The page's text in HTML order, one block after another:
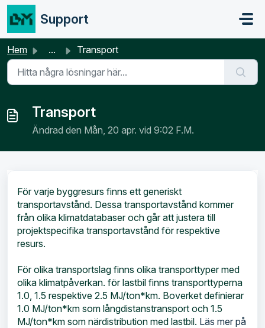
Hoppa över till huvudinnehåll
Support
Hem ... Transport
Transport
Ändrad den Mån, 20 apr. vid 9:02 F.M.
För varje byggresurs finns ett generiskt
transportavstånd. Dessa transportavstånd kommer
från olika klimatdatabaser och går att justera till
projektspecifika transportavstånd för respektive
resurs.
För olika transportslag finns olika transporttyper med
olika klimatpåverkan. för lastbil finns transporttyperna
1.0, 1.5 respektive 2.5 MJ/ton*km. Boverket definierar
1.0 MJ/ton*km som långdistanstransport och 1.5
MJ/ton*km som närdistribution med lastbil. Läs mer på